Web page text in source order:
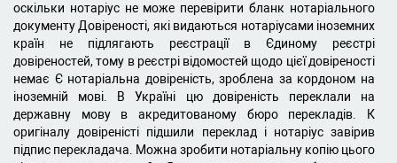
оскільки нотаріус не може перевірити бланк нотаріального
документу Довіреності, які видаються нотаріусами іноземних
країн не підлягають реєстрації в Єдиному реєстрі
довіреностей, тому в реєстрі відомостей щодо цієї довіреності
немає Є нотаріальна довіреність, зроблена за кордоном на
іноземній мові. В Україні цю довіреність переклали на
державну мову в акредитованому бюро перекладів. К
оригіналу довіреністі підшили переклад і нотаріус завірив
підпис перекладача. Можна зробити нотаріальну копію цього